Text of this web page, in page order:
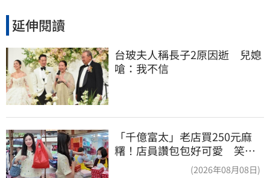
延伸閱讀
台玻夫人稱長子2原因逝　兒媳
嗆：我不信
「千億富太」老店買250元麻
糬！店員讚包包好可愛 笑
(2026年08月08日)